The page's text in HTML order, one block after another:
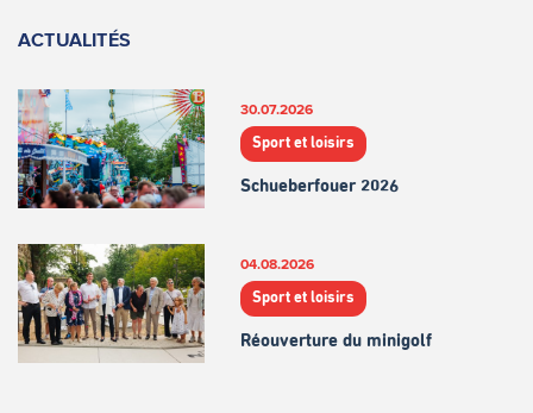
ACTUALITÉS
30.07.2026
Sport et loisirs
Schueberfouer 2026
04.08.2026
Sport et loisirs
Réouverture du minigolf